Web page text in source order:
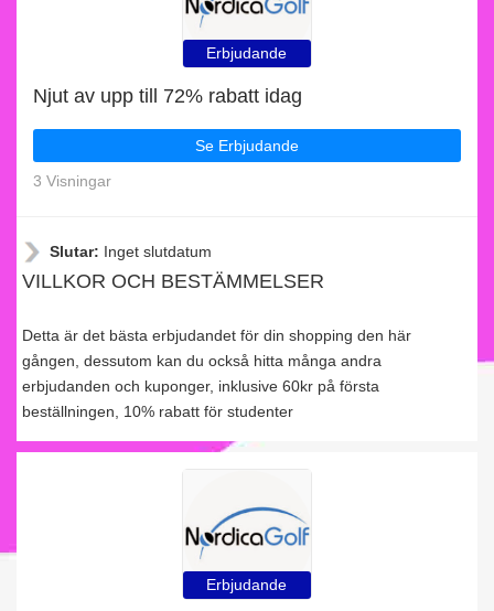
Erbjudande
Njut av upp till 72% rabatt idag
Se Erbjudande
3 Visningar
Slutar: Inget slutdatum
VILLKOR OCH BESTÄMMELSER
Detta är det bästa erbjudandet för din shopping den här
gången, dessutom kan du också hitta många andra
erbjudanden och kuponger, inklusive 60kr på första
beställningen, 10% rabatt för studenter
Erbjudande